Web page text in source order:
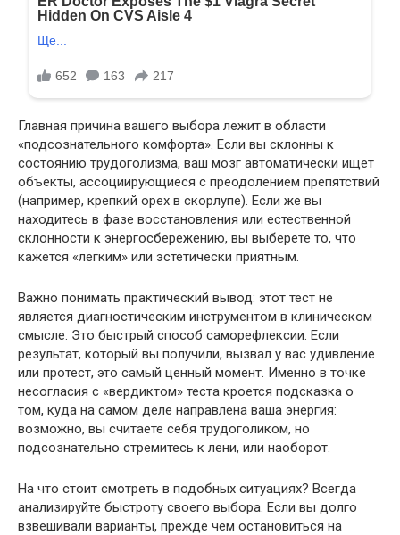
Главная причина вашего выбора лежит в области
«подсознательного комфорта». Если вы склонны к
состоянию трудоголизма, ваш мозг автоматически ищет
объекты, ассоциирующиеся с преодолением препятствий
(например, крепкий орех в скорлупе). Если же вы
находитесь в фазе восстановления или естественной
склонности к энергосбережению, вы выберете то, что
кажется «легким» или эстетически приятным.
Важно понимать практический вывод: этот тест не
является диагностическим инструментом в клиническом
смысле. Это быстрый способ саморефлексии. Если
результат, который вы получили, вызвал у вас удивление
или протест, это самый ценный момент. Именно в точке
несогласия с «вердиктом» теста кроется подсказка о
том, куда на самом деле направлена ваша энергия:
возможно, вы считаете себя трудоголиком, но
подсознательно стремитесь к лени, или наоборот.
На что стоит смотреть в подобных ситуациях? Всегда
анализируйте быстроту своего выбора. Если вы долго
взвешивали варианты, прежде чем остановиться на